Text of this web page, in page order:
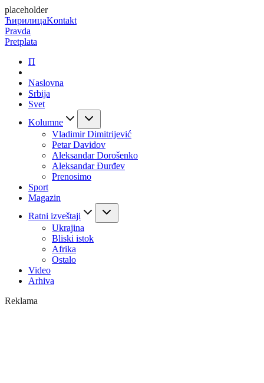
placeholder
ЋирилицаKontakt
Pravda
Pretplata
П
Naslovna
Srbija
Svet
Kolumne
Vladimir Dimitrijević
Petar Davidov
Aleksandar Dorošenko
Aleksandar Đurđev
Prenosimo
Sport
Magazin
Ratni izveštaji
Ukrajina
Bliski istok
Afrika
Ostalo
Video
Arhiva
Reklama